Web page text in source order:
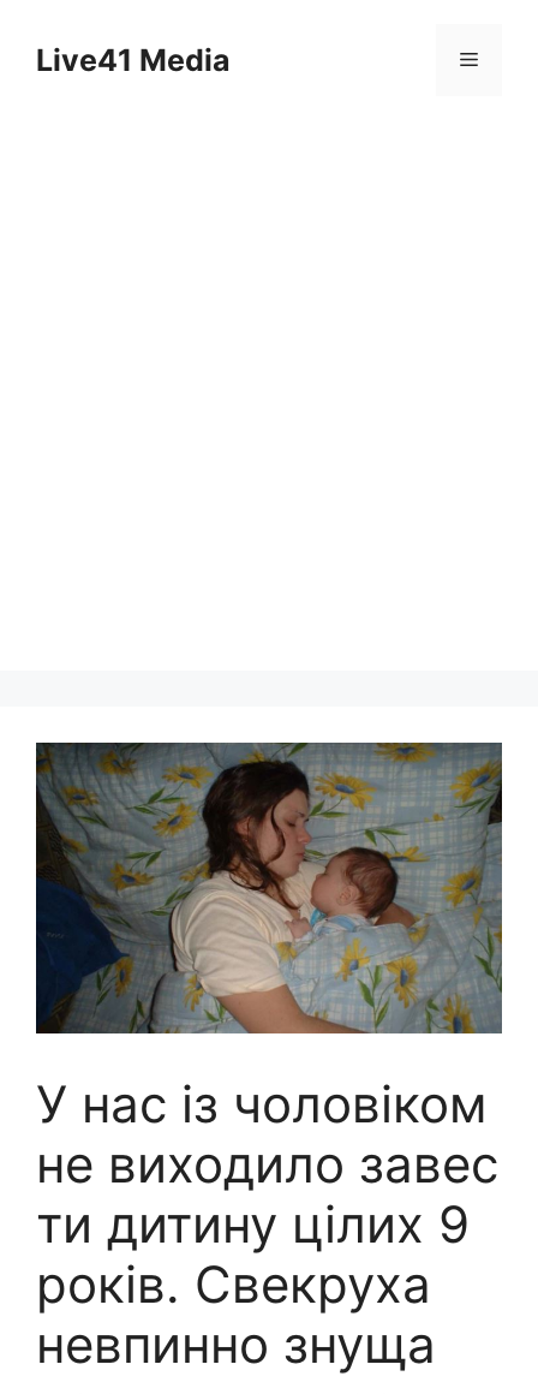
contentLive41 Media Menu
У нас із чоловіком
не виходило завес
ти дитину цілих 9
років. Свекруха
невпинно знуща